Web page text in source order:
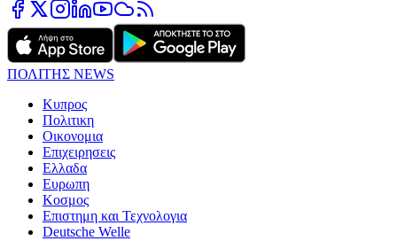
ΠΟΛΙΤΗΣ NEWS
Κυπρος
Πολιτικη
Οικονομια
Επιχειρησεις
Ελλαδα
Ευρωπη
Κοσμος
Επιστημη και Τεχνολογια
Deutsche Welle